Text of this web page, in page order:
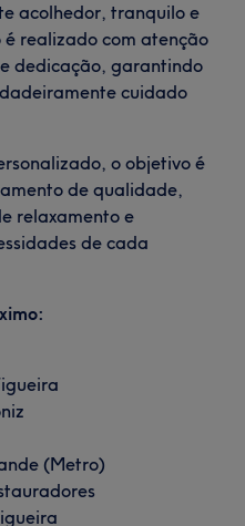
acolhedor, tranquilo e
realizado com atenção
dedicação, garantindo
cuidado
o objetivo é
de qualidade,
relaxamento e
de cada
(Metro)